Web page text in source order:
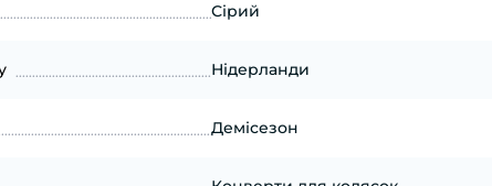
Сірий
Нідерланди
Демісезон